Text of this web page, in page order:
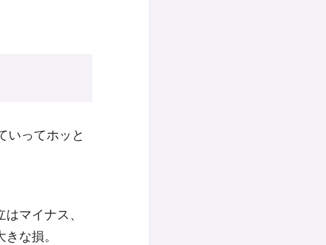
いってホッと
マイナス、
な損。